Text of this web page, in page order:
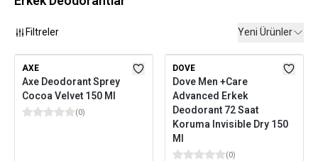
Filtreler Yeni Ürünler
AXE
Axe Deodorant Sprey
Cocoa Velvet 150 Ml
(0)
DOVE
Dove Men +Care
Advanced Erkek
Deodorant 72 Saat
Koruma Invisible Dry 150
Ml
(0)